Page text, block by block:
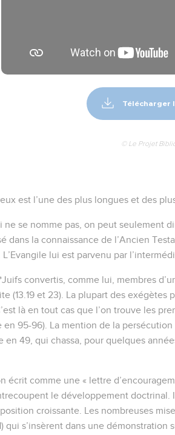
Télécharger
© Le Projet
est l’une des plus longues et des
ne se nomme pas, on peut seulement
dans la connaissance de l’Ancien
lui est parvenu par
*Juifs convertis, comme lui, membres
(13.19 et 23). La plupart des
là en tout cas que l’on trouve les
en 95-96). La mention de la
en 49, qui chassa, pour quelques
écrit comme une « lettre
le développement
croissante. Les nombreuses
qui s’insèrent dans une